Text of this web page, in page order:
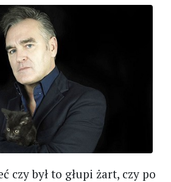
czy był to głupi żart, czy po